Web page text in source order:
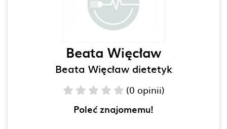
Beata Więcław
Beata Więcław dietetyk
(0 opinii)
Poleć znajomemu!